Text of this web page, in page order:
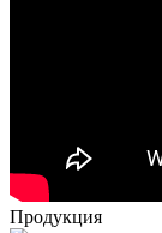
Продукция